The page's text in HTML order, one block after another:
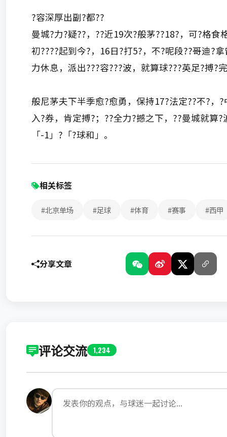
?容深厚出副?都??
曼城?力?疑??，??近19次?般茅??18?，可?格
初????起到今?，16日?打5?，不?呢段??哥迪?
力休息，派出???容???波，就算球???英足?搏?
般尼茅夫下半季愈?愈勇，保持17?法定??不?，
入?券，肯定搏?；??全力?撼之下，??曼城就算
「-1」?「?球和」。
相关标签
#北京单场 #足球 #体育 #赛事 #西甲
分享文章
评论交流 1,234